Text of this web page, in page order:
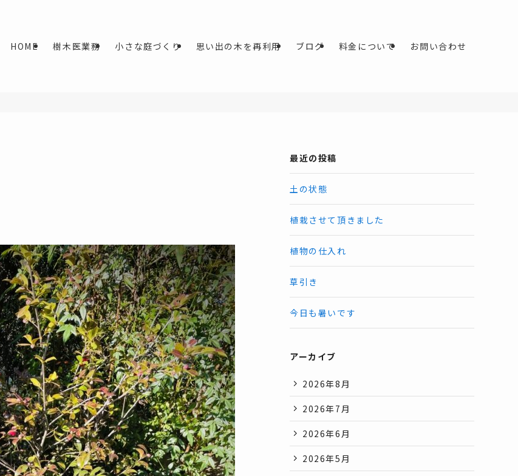
HOME 樹木医業務 小さな庭づくり 思い出の木を再利用 ブログ 料金について お問い合わせ
最近の投稿
土の状態
植栽させて頂きました
植物の仕入れ
草引き
今日も暑いです
アーカイブ
2026年8月
2026年7月
2026年6月
2026年5月